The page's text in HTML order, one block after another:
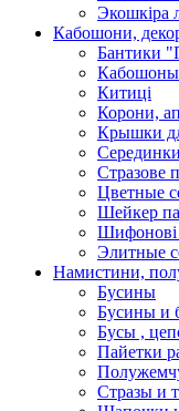
Экошкiра
Кабошони,
Бантики
Кабошоны
Китиці
Корони,
Крышки
Стразове
Цветные
Шейкер
Шифонові
Элитные
Намистини,
Бусины
Бусины и
Бусы ,
Пайетки
Стразы и